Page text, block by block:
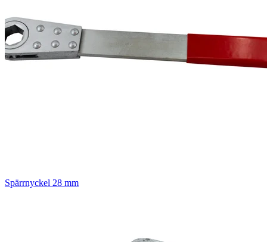
Spärrnyckel 28 mm